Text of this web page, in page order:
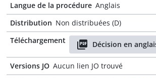
Langue de la procédure Anglais
Distribution Non distribuées (D)
Téléchargement
Décision en
Versions JO Aucun lien JO trouvé